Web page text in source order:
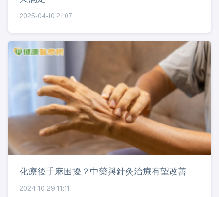
2025-04-10 21:07
化療後手麻困擾？中藥與針灸治療有望改善
2024-10-29 11:11